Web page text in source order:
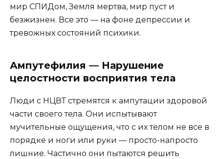
мир СПИДом, Земля мертва, мир пуст и
безжизнен. Все это — на фоне депрессии и
тревожных состояний психики.
Ампутефилия — Нарушение
целостности восприятия тела
Люди с НЦВТ стремятся к ампутации здоровой
части своего тела. Они испытывают
мучительные ощущения, что с их телом не все в
порядке и ноги или руки — просто-напросто
лишние. Частично они пытаются решить